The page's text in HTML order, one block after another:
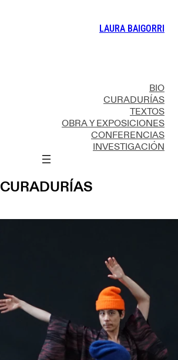
LAURA BAIGORRI
BIO
CURADURÍAS
TEXTOS
OBRA Y EXPOSICIONES
CONFERENCIAS
INVESTIGACIÓN
CURADURÍAS